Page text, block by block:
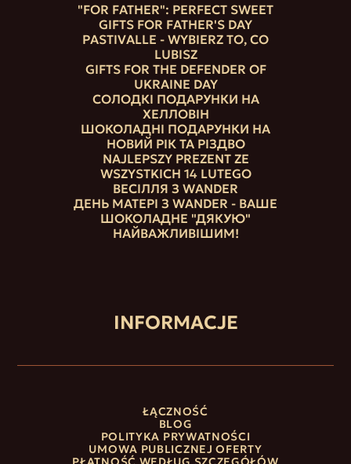
"FOR FATHER": PERFECT SWEET
GIFTS FOR FATHER'S DAY
PASTIVALLE - WYBIERZ TO, CO
LUBISZ
GIFTS FOR THE DEFENDER OF
UKRAINE DAY
СОЛОДКІ ПОДАРУНКИ НА
ХЕЛЛОВІН
ШОКОЛАДНІ ПОДАРУНКИ НА
НОВИЙ РІК ТА РІЗДВО
NAJLEPSZY PREZENT ZE
WSZYSTKICH 14 LUTEGO
ВЕСІЛЛЯ З WANDER
ДЕНЬ МАТЕРІ З WANDER - ВАШЕ
ШОКОЛАДНЕ "ДЯКУЮ"
НАЙВАЖЛИВІШИМ!
INFORMACJE
ŁĄCZNOŚĆ
BLOG
POLITYKA PRYWATNOŚCI
UMOWA PUBLICZNEJ OFERTY